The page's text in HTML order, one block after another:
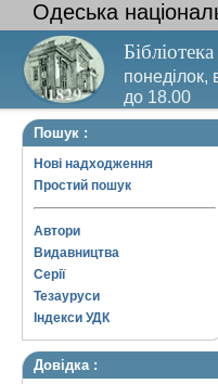
Одеська
понеділок,
до 18.00
Вихідний
Пошук :
Нові надходження
Простий пошук
Автори
Видавництва
Серії
Тезауруси
Індекси УДК
Довідка :